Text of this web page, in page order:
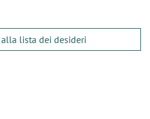
lista dei desideri